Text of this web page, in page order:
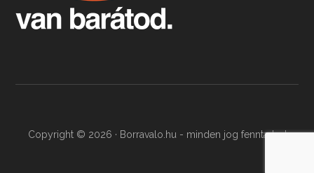
Copyright © 2026 · Borravalo.hu - minden jog fenntartva!